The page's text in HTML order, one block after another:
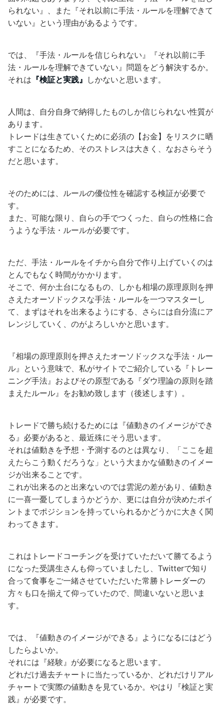
られない』、また『それ以前に手法・ルールを理解できて
いない』という理由があるようです。
では、『手法・ルールを信じられない』『それ以前に手
法・ルールを理解できていない』問題をどう解決するか。
それは 『検証と実践』 しかないと思います。
人間は、自分自身で納得したものしか信じられない性質が
あります。
トレードは生きていくために必須の【お金】をリスクに晒
すことになるため、そのストレスは大きく、なおさらそう
だと思います。
そのためには、ルールの優位性を確認する検証が必要で
す。
また、可能な限り、自らの手でつくった、自らの性格に合
うような手法・ルールが必要です。
ただ、手法・ルールをイチから自分で作り上げていくのは
とんでもなく時間がかかります。
そこで、何か土台になるもの、しかも相場の原理原則を押
さえたオーソドックスな手法・ルールを一つマスターし
て、まずはそれを出来るようにする、さらには自分流にア
レンジしていく、のがよろしいかと思います。
『相場の原理原則を押さえたオーソドックスな手法・ルー
ル』という意味で、私がサイトでご紹介している『トレー
ニング手法』およびその原型である『ダウ理論の原則を踏
まえたルール』をお勧め致します（後述します）。
トレードで勝ち続けるためには『値動きのイメージができ
る』必要があると、最近殊にそう思います。
それは値動きを予想・予測するのとは異なり、「ここを超
えたらこう動くだろうな」という大まかな値動きのイメー
ジが出来ることです。
これが出来るのと出来ないのでは雲泥の差があり、値動き
に一喜一憂してしまうかどうか、更には自分が決めたポイ
ントまでポジションを持っていられるかどうかに大きく関
わってきます。
これはトレードコーチングを受けていただいて勝てるよう
になった受講生さんも仰っていましたし、Twitterで知り
合って食事をご一緒させていただいた常勝トレーダーの
方々も口を揃えて仰っていたので、間違いないと思いま
す。
では、『値動きのイメージができる』ようになるにはどう
したらよいか。
それには『経験』が必要になると思います。
どれだけ過去チャートに当たっているか、どれだけリアル
チャートで実際の値動きを見ているか。やはり『検証と実
践』が必要です。